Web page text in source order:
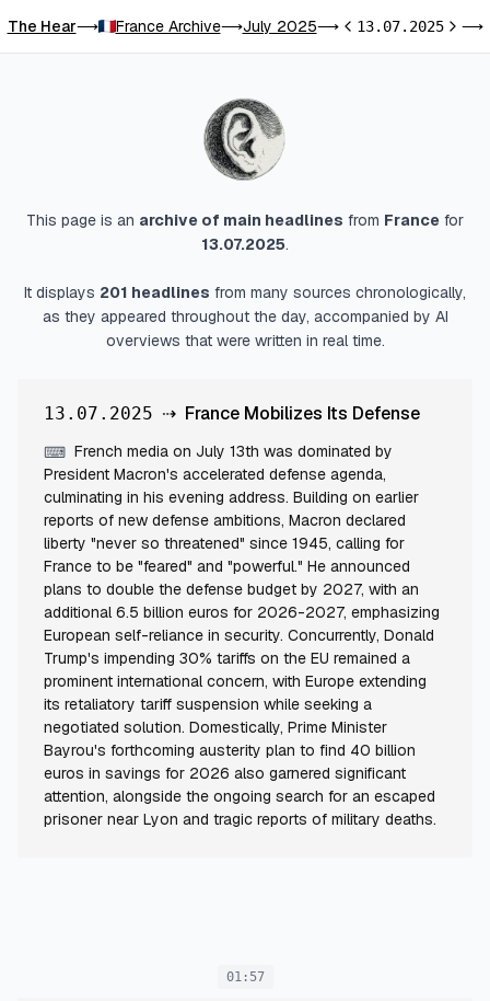
The Hear⟶ France Archive⟶July 2025⟶Previous day
13.07.2025Next⟶
This page is an archive of main headlines from France for
13.07.2025.
It displays 201 headlines from many sources chronologically,
as they appeared throughout the day, accompanied by AI
overviews that were written in real time.
13.07.2025 ⇢ France Mobilizes Its Defense
⌨ French media on July 13th was dominated by
President Macron's accelerated defense agenda,
culminating in his evening address. Building on earlier
reports of new defense ambitions, Macron declared
liberty "never so threatened" since 1945, calling for
France to be "feared" and "powerful." He announced
plans to double the defense budget by 2027, with an
additional 6.5 billion euros for 2026-2027, emphasizing
European self-reliance in security. Concurrently, Donald
Trump's impending 30% tariffs on the EU remained a
prominent international concern, with Europe extending
its retaliatory tariff suspension while seeking a
negotiated solution. Domestically, Prime Minister
Bayrou's forthcoming austerity plan to find 40 billion
euros in savings for 2026 also garnered significant
attention, alongside the ongoing search for an escaped
prisoner near Lyon and tragic reports of military deaths.
01:57